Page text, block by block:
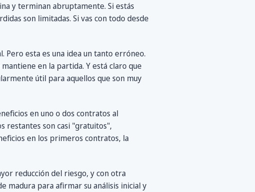
y terminan abruptamente. Si estás
son limitadas. Si vas con todo desde
Pero esta es una idea un tanto erróneo.
en la partida. Y está claro que
útil para aquellos que son muy
en uno o dos contratos al
restantes son casi "gratuitos",
en los primeros contratos, la
reducción del riesgo, y con otra
madura para afirmar su análisis inicial y